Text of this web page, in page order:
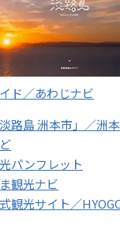
ド／あわじナビ
路島 洲本市」／洲
パンフレット
観光ナビ
観光サイト／